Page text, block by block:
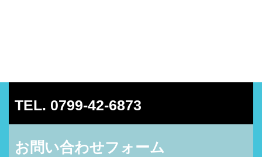
TEL. 0799-42-6873
お問い合わせフォーム